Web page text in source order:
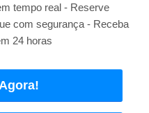
tempo real - Reserve
com segurança - Receba
24 horas